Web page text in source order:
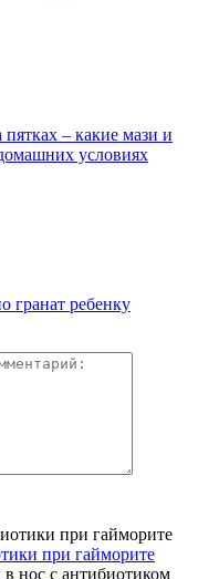
– какие мази и
условиях
гранат ребенку
при гайморите